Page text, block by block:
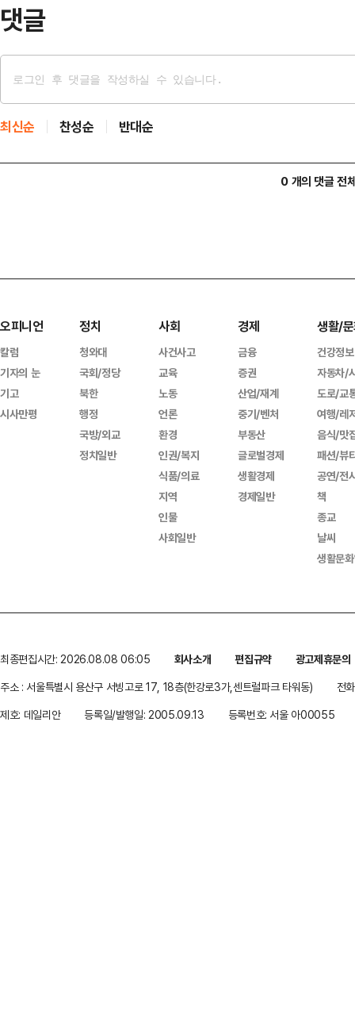
댓글
최신순 찬성순 반대순
0 개의 댓글 전
오피니언
칼럼
기자의 눈
기고
시사만평
정치
청와대
국회/정당
북한
행정
국방/외교
정치일반
사회
사건사고
교육
노동
언론
환경
인권/복지
식품/의료
지역
인물
사회일반
경제
금융
증권
산업/재계
중기/벤처
부동산
글로벌경제
생활경제
경제일반
생활/
건강정보
자동차/
도로/교
여행/레
음식/맛
패션/뷰
공연/전
책
종교
날씨
생활문
최종편집시간: 2026.08.08 06:05 회사소개 편집규약
광고제휴문의
주소 : 서울특별시 용산구 서빙고로 17, 18층(한강로3가,센트럴파크 타워동)
전
제호: 데일리안
등록일/발행일: 2005.09.13 등록번호: 서울 아00055